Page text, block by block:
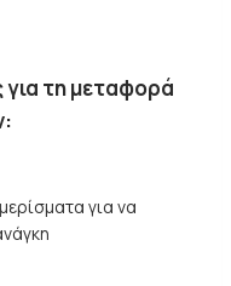
για τη μεταφορά
για να